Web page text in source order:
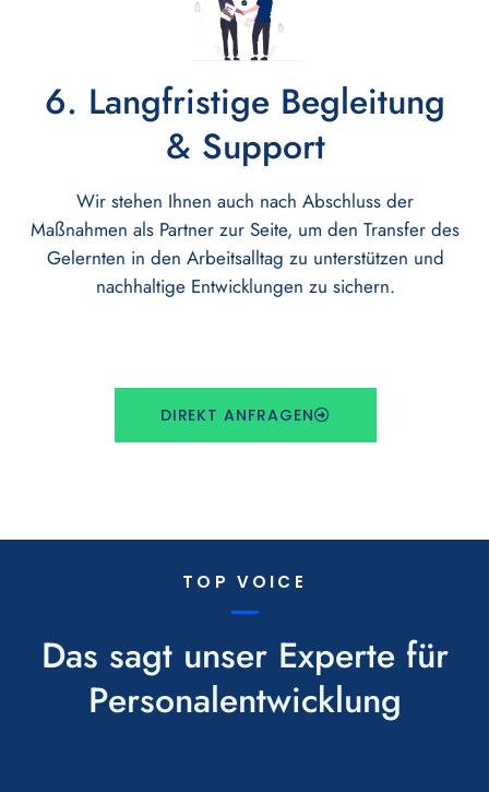
6. Langfristige Begleitung
& Support
Wir stehen Ihnen auch nach Abschluss der
Maßnahmen als Partner zur Seite, um den Transfer des
Gelernten in den Arbeitsalltag zu unterstützen und
nachhaltige Entwicklungen zu sichern.
DIREKT ANFRAGEN
TOP VOICE
Das sagt unser Experte für
Personalentwicklung